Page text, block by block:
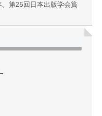
第25回日本出版学会賞